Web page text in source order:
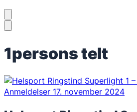
1persons telt
Anmeldelser 17. november 2024